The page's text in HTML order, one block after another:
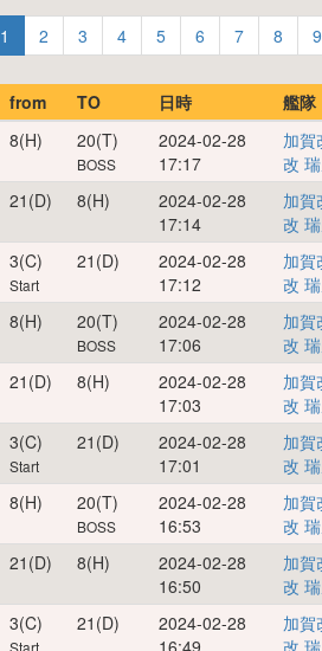
1 2 3 4 5 6 7 8 9
from TO 日時
艦隊
8(H) 20(T)
BOSS
2024-02-28
17:17
加賀
改
21(D) 8(H)
2024-02-28
17:14
加賀
改
3(C)
Start
21(D)
2024-02-28
17:12
加賀
改
8(H) 20(T)
BOSS
2024-02-28
17:06
加賀
改
21(D) 8(H)
2024-02-28
17:03
加賀
改
3(C)
Start
21(D)
2024-02-28
17:01
加賀
改
8(H) 20(T)
BOSS
2024-02-28
16:53
加賀
改
21(D) 8(H)
2024-02-28
16:50
加賀
改
3(C)
Start
21(D)
2024-02-28
16:49
加賀
改